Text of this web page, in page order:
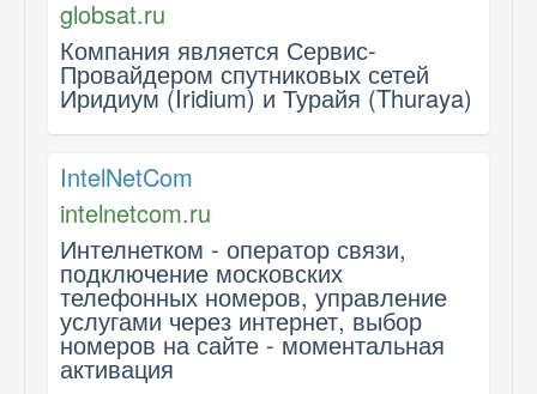
globsat.ru
Компания является Сервис-
Провайдером спутниковых сетей
Иридиум (Iridium) и Турайя (Thuraya)
IntelNetCom
intelnetcom.ru
Интелнетком - оператор связи,
подключение московских
телефонных номеров, управление
услугами через интернет, выбор
номеров на сайте - моментальная
активация